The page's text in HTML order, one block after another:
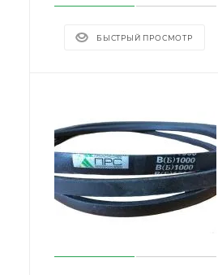
БЫСТРЫЙ ПРОСМОТР